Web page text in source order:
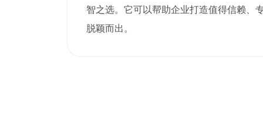
智之选。它可以帮助企业打造值得信赖、
脱颖而出。